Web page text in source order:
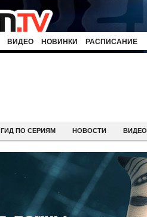
ВИДЕО НОВИНКИ РАСПИСАНИЕ
ГИД ПО СЕРИЯМ НОВОСТИ ВИДЕО